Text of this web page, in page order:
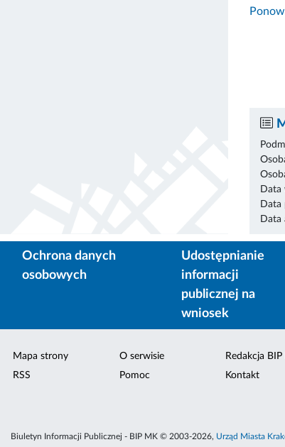
Data
Data
Data
Ochrona danych
osobowych
Udostępnianie
informacji
publicznej na
wniosek
Mapa strony
RSS
O serwisie
Pomoc
Redakcja
Kontakt
Biuletyn Informacji Publicznej - BIP MK © 2003-2026, Urząd Miasta